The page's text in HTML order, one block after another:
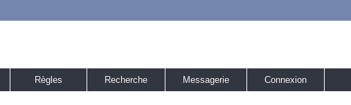
Règles Recherche Messagerie Connexion